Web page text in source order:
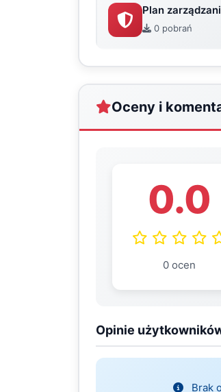
Plan
0 pobrań
Oceny i
0.0
0 ocen
Opinie
Brak